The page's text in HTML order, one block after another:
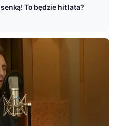
To będzie hit lata?